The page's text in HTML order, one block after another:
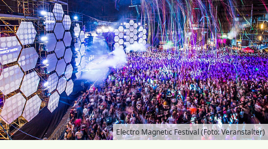
Electro Magnetic Festival (Foto: Veranstalter)